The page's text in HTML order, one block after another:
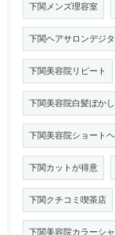
下関メンズ理容室
下関ヘアサロンデジ
下関美容院リピート
下関美容院白髪ぼかし
下関美容院ショート
下関カットが得意
下関クチコミ喫茶店
下関美容院カラーシ